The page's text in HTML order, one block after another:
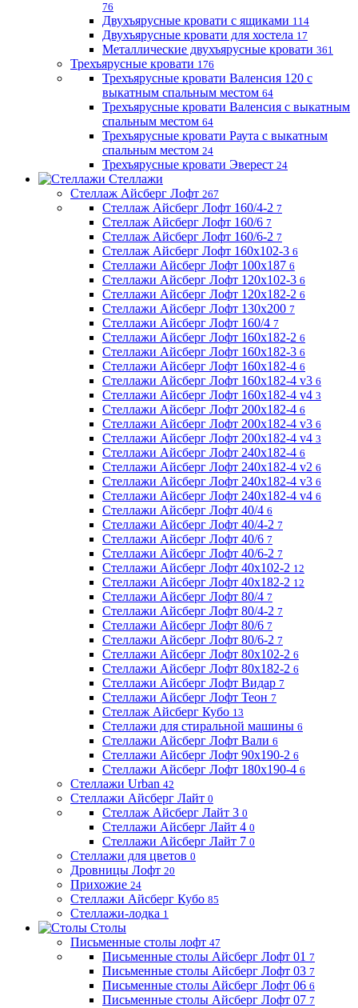
76
Двухъярусные кровати с ящиками 114
Двухъярусные кровати для хостела 17
Металлические двухъярусные кровати 361
Трехъярусные кровати 176
Трехъярусные кровати Валенсия 120 с
выкатным спальным местом 64
Трехъярусные кровати Валенсия с выкатным
спальным местом 64
Трехъярусные кровати Раута с выкатным
спальным местом 24
Трехъярусные кровати Эверест 24
Стеллажи
Стеллаж Айсберг Лофт 267
Стеллаж Айсберг Лофт 160/4-2 7
Стеллаж Айсберг Лофт 160/6 7
Стеллаж Айсберг Лофт 160/6-2 7
Стеллаж Айсберг Лофт 160х102-3 6
Стеллажи Айсберг Лофт 100х187 6
Стеллажи Айсберг Лофт 120х102-3 6
Стеллажи Айсберг Лофт 120х182-2 6
Стеллажи Айсберг Лофт 130х200 7
Стеллажи Айсберг Лофт 160/4 7
Стеллажи Айсберг Лофт 160х182-2 6
Стеллажи Айсберг Лофт 160х182-3 6
Стеллажи Айсберг Лофт 160х182-4 6
Стеллажи Айсберг Лофт 160х182-4 v3 6
Стеллажи Айсберг Лофт 160х182-4 v4 3
Стеллажи Айсберг Лофт 200х182-4 6
Стеллажи Айсберг Лофт 200х182-4 v3 6
Стеллажи Айсберг Лофт 200х182-4 v4 3
Стеллажи Айсберг Лофт 240х182-4 6
Стеллажи Айсберг Лофт 240х182-4 v2 6
Стеллажи Айсберг Лофт 240х182-4 v3 6
Стеллажи Айсберг Лофт 240х182-4 v4 6
Стеллажи Айсберг Лофт 40/4 6
Стеллажи Айсберг Лофт 40/4-2 7
Стеллажи Айсберг Лофт 40/6 7
Стеллажи Айсберг Лофт 40/6-2 7
Стеллажи Айсберг Лофт 40х102-2 12
Стеллажи Айсберг Лофт 40х182-2 12
Стеллажи Айсберг Лофт 80/4 7
Стеллажи Айсберг Лофт 80/4-2 7
Стеллажи Айсберг Лофт 80/6 7
Стеллажи Айсберг Лофт 80/6-2 7
Стеллажи Айсберг Лофт 80х102-2 6
Стеллажи Айсберг Лофт 80х182-2 6
Стеллажи Айсберг Лофт Видар 7
Стеллажи Айсберг Лофт Теон 7
Стеллаж Айсберг Кубо 13
Стеллажи для стиральной машины 6
Стеллажи Айсберг Лофт Вали 6
Стеллажи Айсберг Лофт 90х190-2 6
Стеллажи Айсберг Лофт 180х190-4 6
Стеллажи Urban 42
Стеллажи Айсберг Лайт 0
Стеллаж Айсберг Лайт 3 0
Стеллажи Айсберг Лайт 4 0
Стеллажи Айсберг Лайт 7 0
Стеллажи для цветов 0
Дровницы Лофт 20
Прихожие 24
Стеллажи Айсберг Кубо 85
Стеллажи-лодка 1
Столы
Письменные столы лофт 47
Письменные столы Айсберг Лофт 01 7
Письменные столы Айсберг Лофт 03 7
Письменные столы Айсберг Лофт 06 6
Письменные столы Айсберг Лофт 07 7